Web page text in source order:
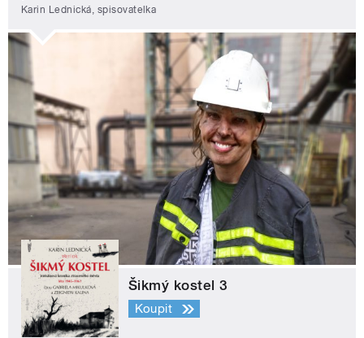
Karin Lednická, spisovatelka
Šikmý kostel 3
Koupit